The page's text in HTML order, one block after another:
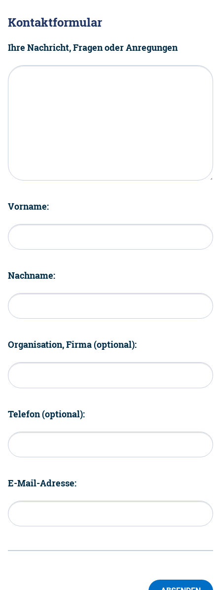
Kontaktformular
Ihre Nachricht, Fragen oder Anregungen
Vorname:
Nachname:
Organisation, Firma (optional):
Telefon (optional):
E-Mail-Adresse: